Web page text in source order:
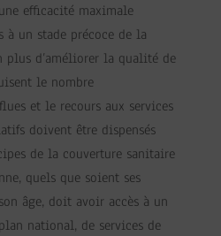
efficacité maximale
à un stade précoce de la
plus d’améliorer la qualité de
le nombre
et le recours aux services
doivent être dispensés
de la couverture sanitaire
quels que soient ses
âge, doit avoir accès à un
national, de services de